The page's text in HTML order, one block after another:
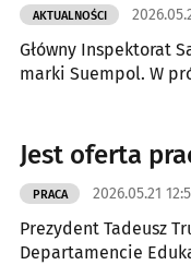
AKTUALNOŚCI
Główny Inspektorat
marki Suempol. W
Jest oferta
PRACA 2026.05.21
Prezydent Tadeusz
Departamencie